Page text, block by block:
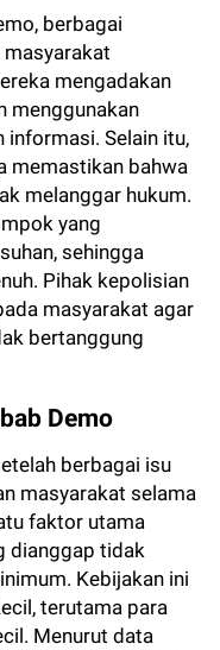
berbagai
mengadakan
menggunakan
informasi. Selain itu,
memastikan bahwa
melanggar hukum.
yang
sehingga
Pihak kepolisian
masyarakat agar
bertanggung
Demo
berbagai isu
masyarakat selama
faktor utama
dianggap tidak
Kebijakan ini
terutama para
Menurut data